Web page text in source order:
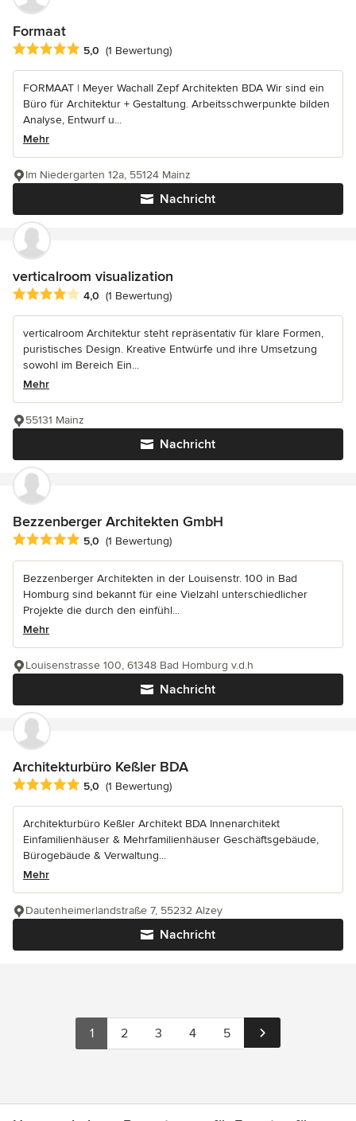
Formaat
Durchschnittliche Bewertung: 5 von 5 Sternen
5,0 (1 Bewertung)
FORMAAT | Meyer Wachall Zepf Architekten BDA Wir sind ein
Büro für Architektur + Gestaltung. Arbeitsschwerpunkte bilden
Analyse, Entwurf u...
Mehr
Nachricht
Im Niedergarten 12a, 55124 Mainz
verticalroom visualization
Durchschnittliche Bewertung: 4 von 5 Sternen
4,0 (1 Bewertung)
verticalroom Architektur steht repräsentativ für klare Formen,
puristisches Design. Kreative Entwürfe und ihre Umsetzung
sowohl im Bereich Ein...
Mehr
Nachricht
55131 Mainz
Bezzenberger Architekten GmbH
Durchschnittliche Bewertung: 5 von 5 Sternen
5,0 (1 Bewertung)
Bezzenberger Architekten in der Louisenstr. 100 in Bad
Homburg sind bekannt für eine Vielzahl unterschiedlicher
Projekte die durch den einfühl...
Mehr
Nachricht
Louisenstrasse 100, 61348 Bad Homburg v.d.h
Architekturbüro Keßler BDA
Durchschnittliche Bewertung: 5 von 5 Sternen
5,0 (1 Bewertung)
Architekturbüro Keßler Architekt BDA Innenarchitekt
Einfamilienhäuser & Mehrfamilienhäuser Geschäftsgebäude,
Bürogebäude & Verwaltung...
Mehr
Nachricht
Dautenheimerlandstraße 7, 55232 Alzey
1 2 3 4 5